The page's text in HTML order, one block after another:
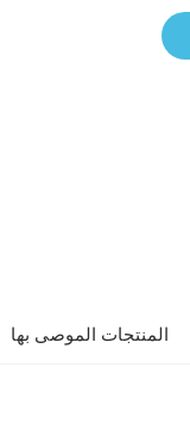
المنتجات الموصى بها